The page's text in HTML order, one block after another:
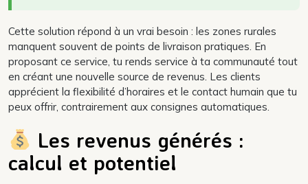
Cette solution répond à un vrai besoin : les zones rurales
manquent souvent de points de livraison pratiques. En
proposant ce service, tu rends service à ta communauté tout
en créant une nouvelle source de revenus. Les clients
apprécient la flexibilité d’horaires et le contact humain que tu
peux offrir, contrairement aux consignes automatiques.
Les revenus générés :
calcul et potentiel